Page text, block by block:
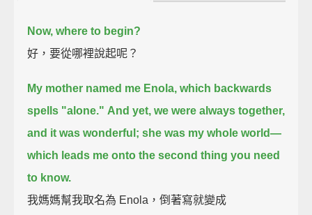
Now, where to begin?
好，要從哪裡說起呢？
My mother named me Enola, which backwards
spells "alone." And yet, we were always together,
and it was wonderful; she was my whole world—
which leads me onto the second thing you need
to know.
我媽媽幫我取名為 Enola，倒著寫就變成